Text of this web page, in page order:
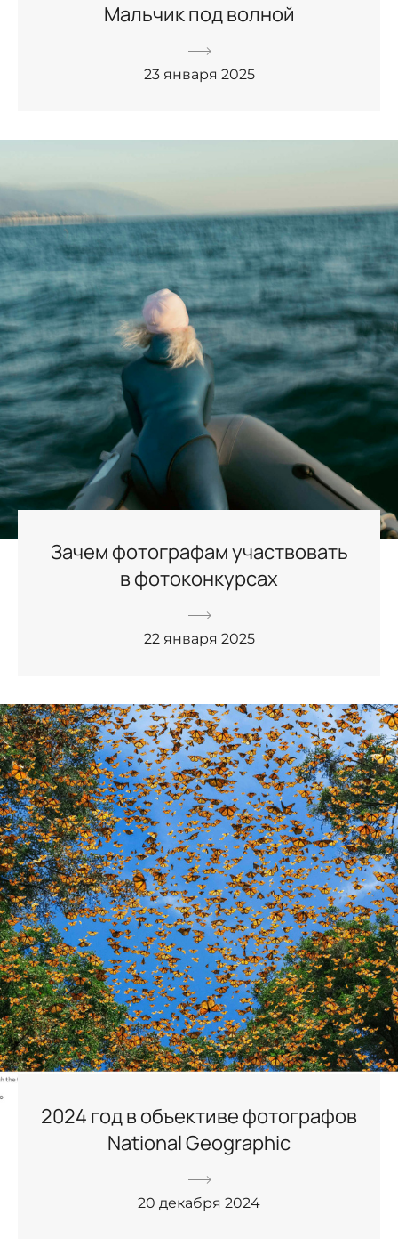
Мальчик под волной
23 января 2025
Зачем фотографам участвовать
в фотоконкурсах
22 января 2025
2024 год в объективе фотографов
National Geographic
20 декабря 2024